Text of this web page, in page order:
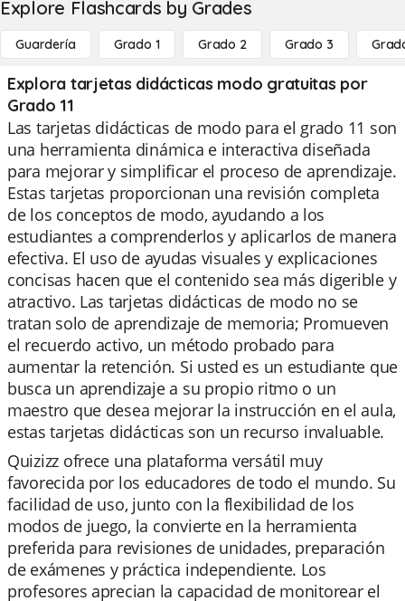
Explore Flashcards by Grades
Guardería Grado 1 Grado 2 Grado 3
Explora tarjetas didácticas modo gratuitas por
Grado 11
Las tarjetas didácticas de modo para el grado 11 son
una herramienta dinámica e interactiva diseñada
para mejorar y simplificar el proceso de aprendizaje.
Estas tarjetas proporcionan una revisión completa
de los conceptos de modo, ayudando a los
estudiantes a comprenderlos y aplicarlos de manera
efectiva. El uso de ayudas visuales y explicaciones
concisas hacen que el contenido sea más digerible y
atractivo. Las tarjetas didácticas de modo no se
tratan solo de aprendizaje de memoria; Promueven
el recuerdo activo, un método probado para
aumentar la retención. Si usted es un estudiante que
busca un aprendizaje a su propio ritmo o un
maestro que desea mejorar la instrucción en el aula,
estas tarjetas didácticas son un recurso invaluable.
Quizizz ofrece una plataforma versátil muy
favorecida por los educadores de todo el mundo. Su
facilidad de uso, junto con la flexibilidad de los
modos de juego, la convierte en la herramienta
preferida para revisiones de unidades, preparación
de exámenes y práctica independiente. Los
profesores aprecian la capacidad de monitorear el